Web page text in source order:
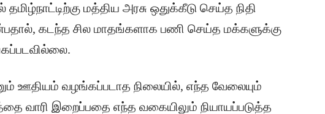
மத்திய அரசு ஒதுக்கீடு செய்த நிதி
கடந்த சில மாதங்களாக பணி செய்த மக்களுக்கு
ஊதியம் வழங்கப்படாத நிலையில், எந்த வேலையும்
வாரி இறைப்பதை எந்த வகையிலும் நியாயப்படுத்த